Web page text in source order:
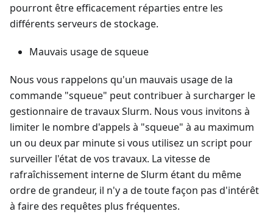
pourront être efficacement réparties entre les
différents serveurs de stockage.
Mauvais usage de squeue
Nous vous rappelons qu'un mauvais usage de la
commande "squeue" peut contribuer à surcharger le
gestionnaire de travaux Slurm. Nous vous invitons à
limiter le nombre d'appels à "squeue" à au maximum
un ou deux par minute si vous utilisez un script pour
surveiller l'état de vos travaux. La vitesse de
rafraîchissement interne de Slurm étant du même
ordre de grandeur, il n'y a de toute façon pas d'intérêt
à faire des requêtes plus fréquentes.